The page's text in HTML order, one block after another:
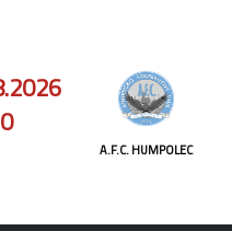
A.F.C. HUMPOLEC